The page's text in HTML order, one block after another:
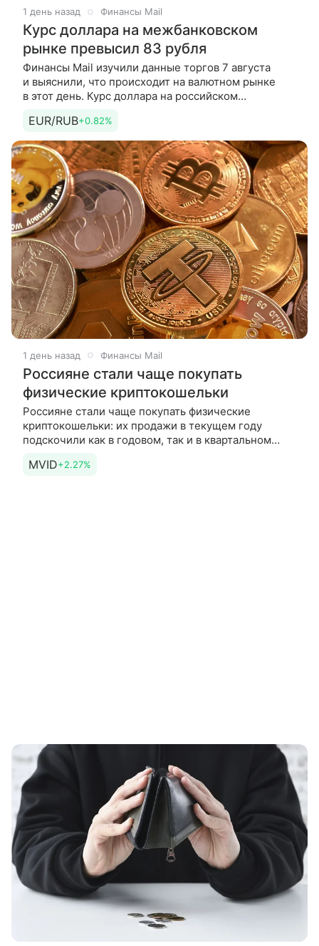
1 день назад Финансы Mail
Курс доллара на межбанковском
рынке превысил 83 рубля
Финансы Mail изучили данные торгов 7 августа
и выяснили, что происходит на валютном рынке
в этот день. Курс доллара на российском
свидетельствуют данные
EUR/RUB+0.82%
1 день назад Финансы Mail
Россияне стали чаще покупать
физические криптокошельки
Россияне стали чаще покупать физические
криптокошельки: их продажи в текущем году
подскочили как в годовом, так и в квартальном
маркетплейсах. Холодный
MVID+2.27%